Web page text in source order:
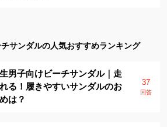
サンダルの人気おすすめランキング
男子向けビーチサンダル｜走
る！履きやすいサンダルのお
は？
37
回答